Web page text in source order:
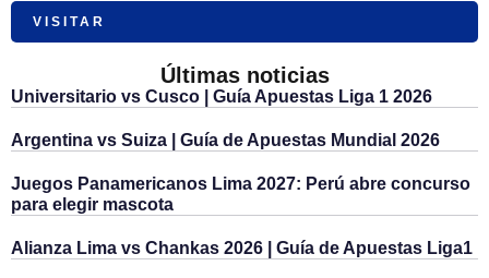
VISITAR
Últimas noticias
Universitario vs Cusco | Guía Apuestas Liga 1 2026
Argentina vs Suiza | Guía de Apuestas Mundial 2026
Juegos Panamericanos Lima 2027: Perú abre concurso
para elegir mascota
Alianza Lima vs Chankas 2026 | Guía de Apuestas Liga1